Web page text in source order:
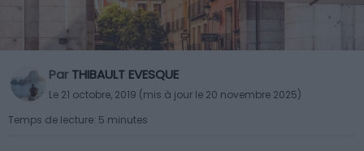
Par THIBAULT EVESQUE
Le 21 octobre, 2019 (mis à jour le 20 novembre 2025)
Temps de lecture: 5 minutes